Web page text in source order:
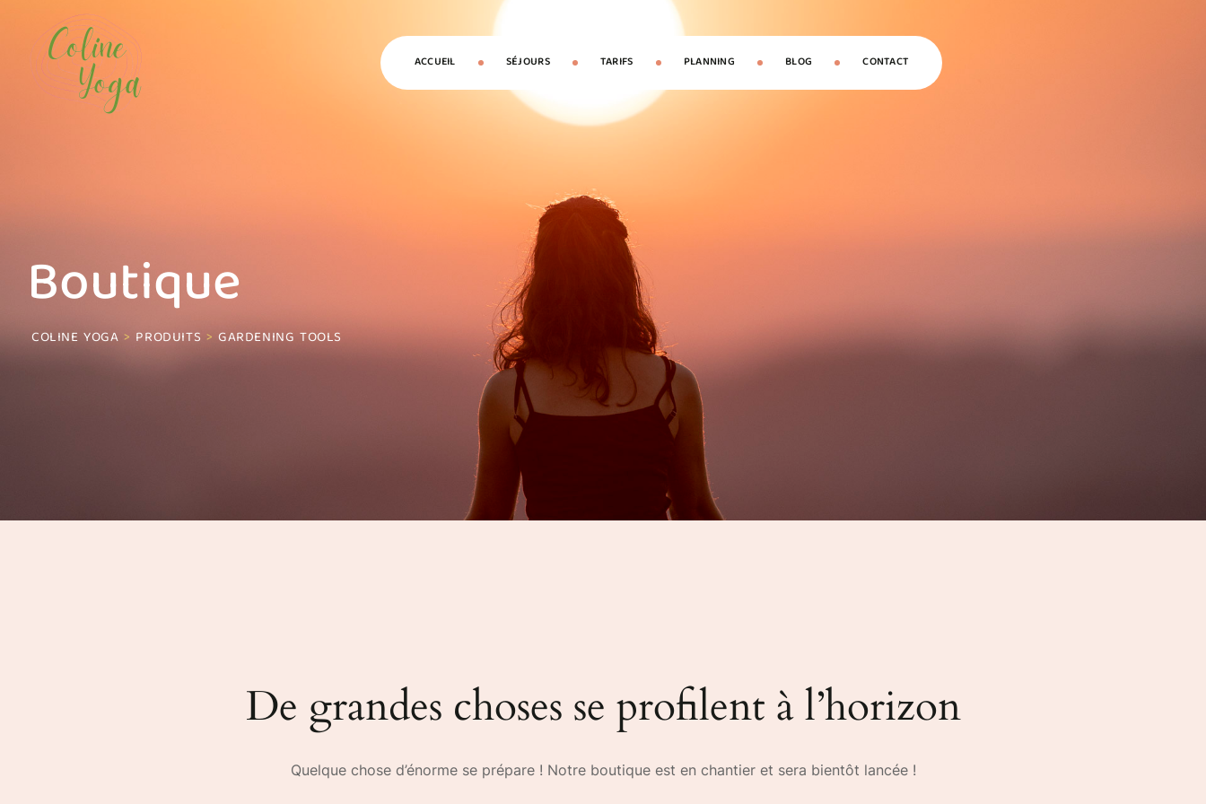
content
ACCUEIL SÉJOURS TARIFS PLANNING BLOG CONTACT
Boutique
COLINE YOGA > PRODUITS >GARDENING TOOLS
De grandes choses se profilent à l’horizon
Quelque chose d’énorme se prépare ! Notre boutique est en chantier et sera bientôt lancée !